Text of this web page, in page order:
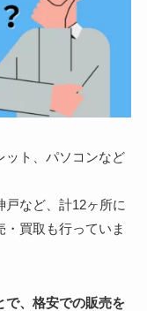
ット、パソコンなど
など、計12ヶ所に
買取も行っていま
で、格安での販売を